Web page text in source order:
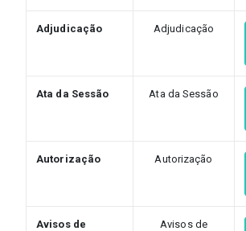
Adjudicação
Adjudicação
Ata da Sessão
Ata da Sessão
Autorização
Autorização
Avisos de
Avisos de